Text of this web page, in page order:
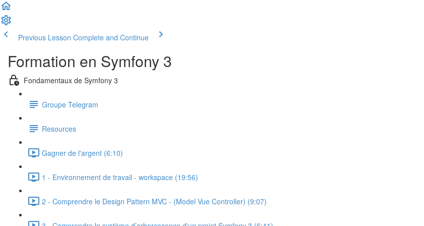
Previous Lesson Complete and Continue
Formation en Symfony 3
Fondamentaux de Symfony 3
Groupe Telegram
Resources
Gagner de l'argent (6:10)
1 - Environnement de travail - workspace (19:56)
2 - Comprendre le Design Pattern MVC - (Model Vue Controller) (9:07)